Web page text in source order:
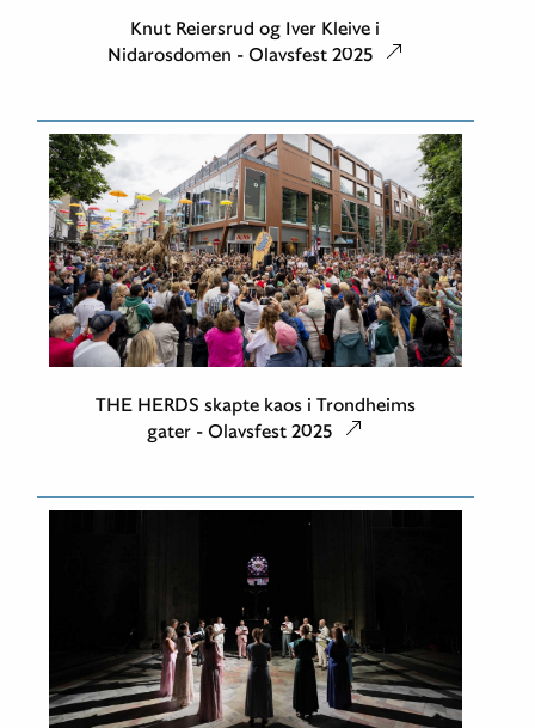
Knut Reiersrud og Iver Kleive i
Nidarosdomen - Olavsfest 2025
THE HERDS skapte kaos i Trondheims
gater - Olavsfest 2025